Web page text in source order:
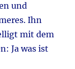
und
Ihn
mit dem
Ja was ist